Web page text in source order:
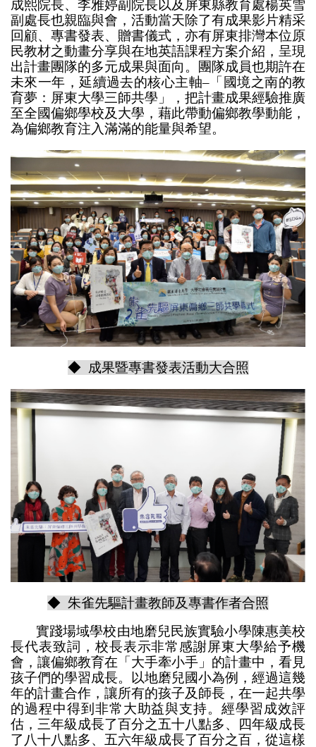
成熙院長、李雅婷副院長以及屏東縣教育處楊英雪
副處長也親臨與會，活動當天除了有成果影片精采
回顧、專書發表、贈書儀式，亦有屏東排灣本位原
民教材之動畫分享與在地英語課程方案介紹，呈現
出計畫團隊的多元成果與面向。團隊成員也期許在
未來一年，延續過去的核心主軸–「國境之南的教
育夢：屏東大學三師共學」，把計畫成果經驗推廣
至全國偏鄉學校及大學，藉此帶動偏鄉教學動能，
為偏鄉教育注入滿滿的能量與希望。
◆ 成果暨專書發表活動大合照
◆ 朱雀先驅計畫教師及專書作者合照
實踐場域學校由地磨兒民族實驗小學陳惠美校
長代表致詞，校長表示非常感謝屏東大學給予機
會，讓偏鄉教育在「大手牽小手」的計畫中，看見
孩子們的學習成長。以地磨兒國小為例，經過這幾
年的計畫合作，讓所有的孩子及師長，在一起共學
的過程中得到非常大助益與支持。經學習成效評
估，三年級成長了百分之五十八點多、四年級成長
了八十八點多、五六年級成長了百分之百，從這樣